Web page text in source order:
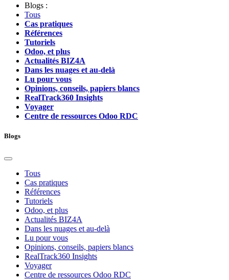
Blogs :
Tous
Cas pratiques
Références
Tutoriels
Odoo, et plus
Actualités BIZ4A
Dans les nuages et au-delà
Lu pour vous
Opinions, conseils, papiers blancs
RealTrack360 Insights
Voyager
Centre de ressources Odoo RDC
Blogs
Tous
Cas pratiques
Références
Tutoriels
Odoo, et plus
Actualités BIZ4A
Dans les nuages et au-delà
Lu pour vous
Opinions, conseils, papiers blancs
RealTrack360 Insights
Voyager
Centre de ressources Odoo RDC